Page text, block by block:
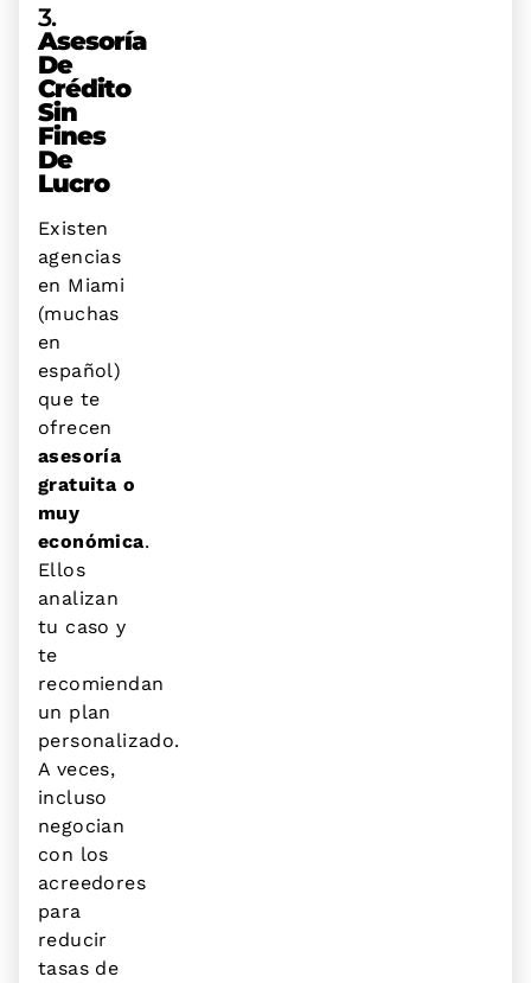
3.
Asesoría
De
Crédito
Sin
Fines
De
Lucro
Existen
agencias
en Miami
(muchas
en
español)
que te
ofrecen
asesoría
gratuita o
muy
económica.
Ellos
analizan
tu caso y
te
recomiendan
un plan
personalizado.
A veces,
incluso
negocian
con los
acreedores
para
reducir
tasas de